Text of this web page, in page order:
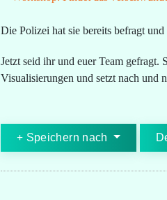
Die Polizei hat sie bereits befragt
Jetzt seid ihr und euer Team
Visualisierungen und setzt nach und
Speichern nach